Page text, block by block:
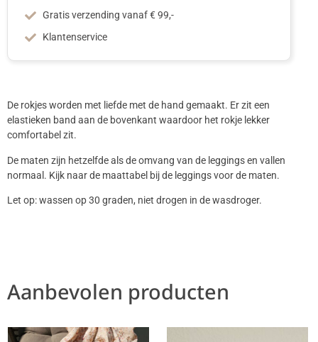
Gratis verzending vanaf € 99,-
Klantenservice
De rokjes worden met liefde met de hand gemaakt. Er zit een
elastieken band aan de bovenkant waardoor het rokje lekker
comfortabel zit.
De maten zijn hetzelfde als de omvang van de leggings en vallen
normaal. Kijk naar de maattabel bij de leggings voor de maten.
Let op: wassen op 30 graden, niet drogen in de wasdroger.
Aanbevolen producten